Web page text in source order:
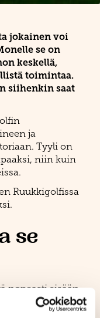
jokainen voi
se on
keskellä,
toimintaa.
siihenkin saat
ja
Tyyli on
niin kuin
Ruukkigolfissa
se
nopeasti sisään
kauden ja
pelikavereihin.